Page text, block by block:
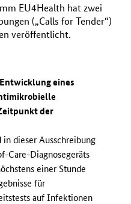
EU4Health hat zwei
(„Calls for Tender“)
veröffentlicht.
eines
der
dieser Ausschreibung
Care-Diagnosegeräts
einer Stunde
für
auf Infektionen